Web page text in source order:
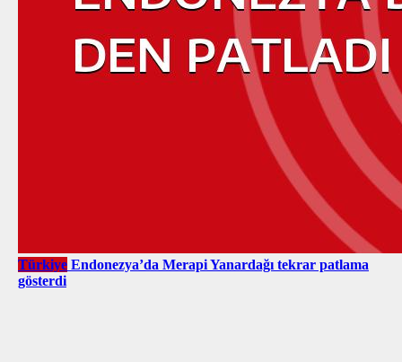
Türkiye Endonezya’da Merapi Yanardağı tekrar patlama
gösterdi